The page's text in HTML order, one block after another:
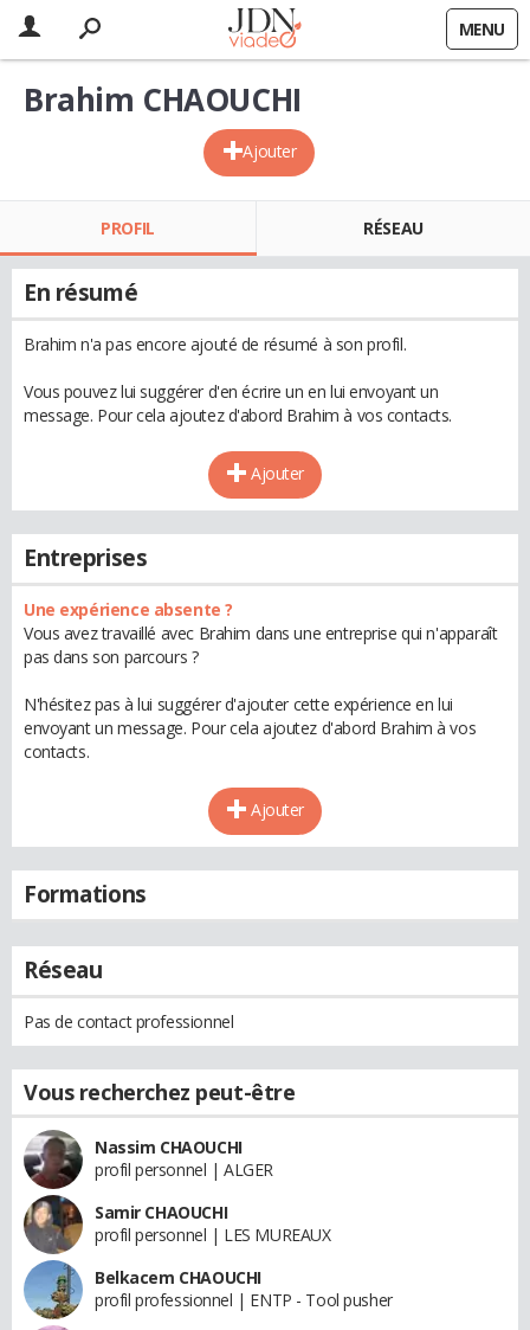
MENU
Ajouter
Brahim CHAOUCHI
PROFIL RÉSEAU
En résumé
Brahim n'a pas encore ajouté de résumé à son profil.
Vous pouvez lui suggérer d'en écrire un en lui envoyant un
message. Pour cela ajoutez d'abord Brahim à vos contacts.
Ajouter
Entreprises
Une expérience absente ?
Vous avez travaillé avec Brahim dans une entreprise qui n'apparaît
pas dans son parcours ?
N'hésitez pas à lui suggérer d'ajouter cette expérience en lui
envoyant un message. Pour cela ajoutez d'abord Brahim à vos
contacts.
Ajouter
Formations
Réseau
Pas de contact professionnel
Vous recherchez peut-être
Nassim CHAOUCHI
profil personnel | ALGER
Samir CHAOUCHI
profil personnel | LES MUREAUX
Belkacem CHAOUCHI
profil professionnel | ENTP - Tool pusher